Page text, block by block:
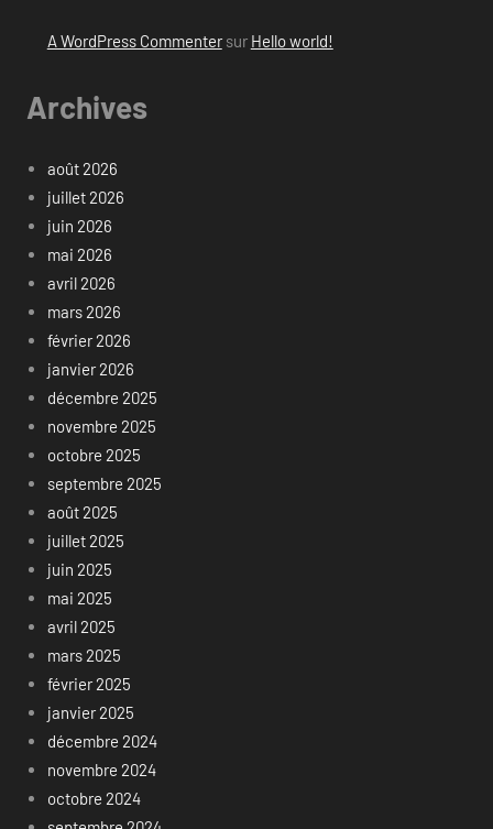
A WordPress Commentersur Hello world!
Archives
août 2026
juillet 2026
juin 2026
mai 2026
avril 2026
mars 2026
février 2026
janvier 2026
décembre 2025
novembre 2025
octobre 2025
septembre 2025
août 2025
juillet 2025
juin 2025
mai 2025
avril 2025
mars 2025
février 2025
janvier 2025
décembre 2024
novembre 2024
octobre 2024